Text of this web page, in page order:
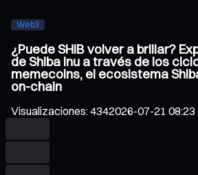
Web3
¿Puede SHIB volver a brillar?
de Shiba Inu a través de los
memecoins, el ecosistema
on-chain
Visualizaciones:4342026-07-21 08:23